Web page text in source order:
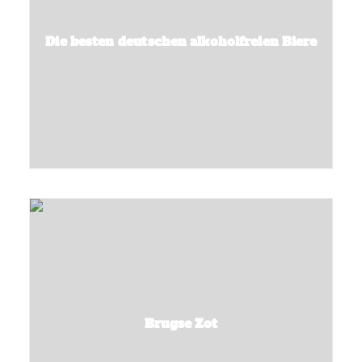
Die besten deutschen alkoholfreien Biere
Brugse Zot